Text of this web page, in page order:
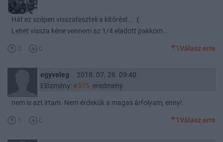
Hát ez szépen visszateszteli a kitörést... :(
Lehet vissza kéne vennem az 1/4 eladott pakkom...
0 0 Válasz erre
egyveleg
2018. 07. 26. 09:40
Előzmény: #375 eredmeny
nem is azt írtam. Nem érdekük a magas árfolyam, ennyi.
1 0 Válasz erre